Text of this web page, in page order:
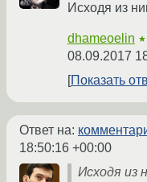
Исходя из
dhameoelin
08.09.2017
Показать
Ответ на:
18:50:16 +00:00
Исходя из